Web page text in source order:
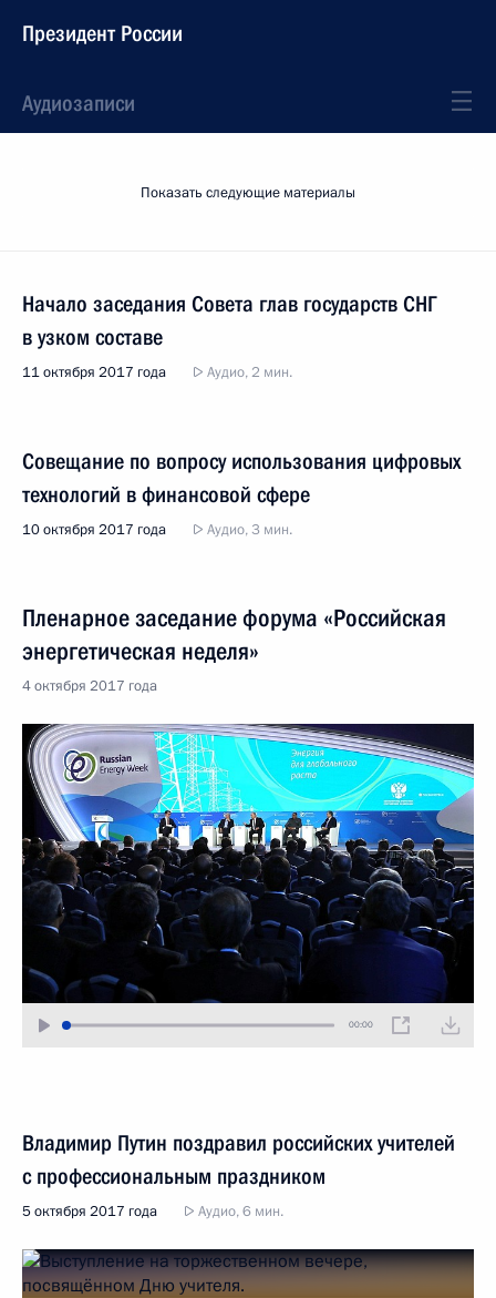
Президент России
Аудиозаписи
Показать следующие материалы
Начало заседания Совета глав государств СНГ
в узком составе
11 октября 2017 года Аудио, 2 мин.
Совещание по вопросу использования цифровых
технологий в финансовой сфере
10 октября 2017 года Аудио, 3 мин.
Пленарное заседание форума «Российская
энергетическая неделя»
4 октября 2017 года
00:00
Владимир Путин поздравил российских учителей
с профессиональным праздником
5 октября 2017 года Аудио, 6 мин.